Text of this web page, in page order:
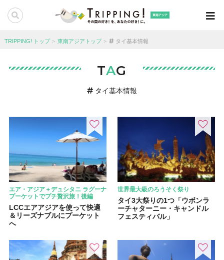
東南アジア
TRIPPING! トップ 東南アジアトップ タイ基本情報
TAG
タイ基本情報
エア・アジア＋デュシタニ ラグーナ
プーケットでプチ贅沢旅！後編
LCCエアアジアを使って快適
＆リーズナブルにプーケット
へ
世界最大級のろうそく祭り
タイ3大祭りの1つ「ウボンラ
ーチャターニー・キャンドル
フェスティバル」